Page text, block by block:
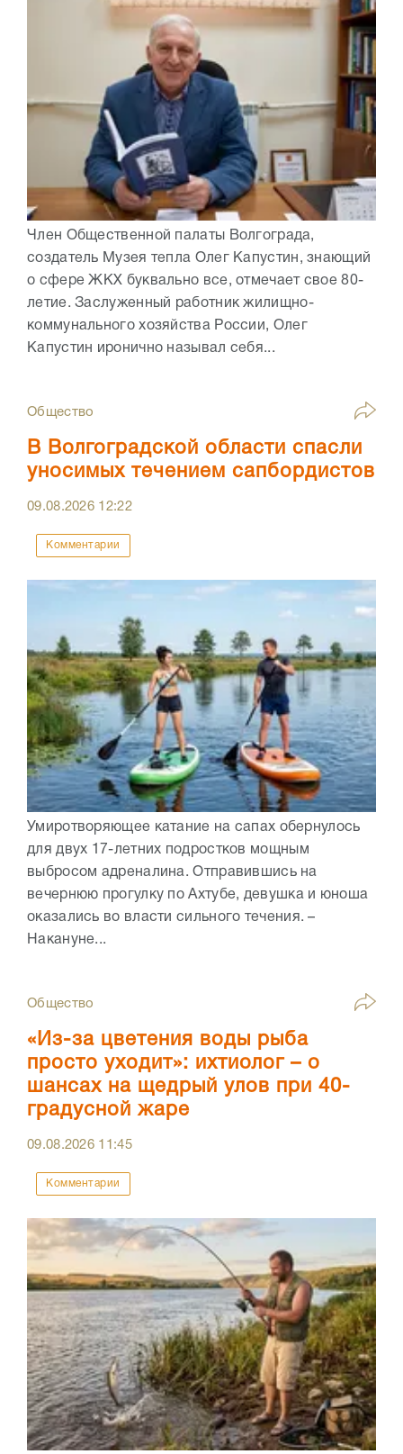
Член Общественной палаты Волгограда,
создатель Музея тепла Олег Капустин, знающий
о сфере ЖКХ буквально все, отмечает свое 80-
летие. Заслуженный работник жилищно-
коммунального хозяйства России, Олег
Капустин иронично называл себя...
Общество
В Волгоградской области спасли
уносимых течением сапбордистов
09.08.2026 12:22
Комментарии
Умиротворяющее катание на сапах обернулось
для двух 17-летних подростков мощным
выбросом адреналина. Отправившись на
вечернюю прогулку по Ахтубе, девушка и юноша
оказались во власти сильного течения. –
Накануне...
Общество
«Из-за цветения воды рыба
просто уходит»: ихтиолог – о
шансах на щедрый улов при 40-
градусной жаре
09.08.2026 11:45
Комментарии